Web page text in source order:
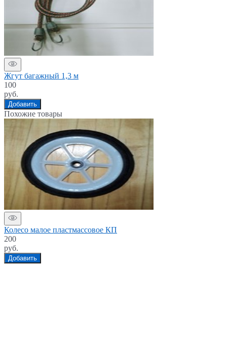
Жгут багажный 1,3 м
100
руб.
Добавить
Похожие товары
Колесо малое пластмассовое КП
200
руб.
Добавить